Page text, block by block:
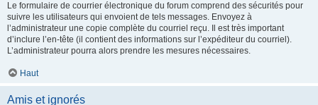
Le formulaire de courrier électronique du forum comprend des sécurités pour
suivre les utilisateurs qui envoient de tels messages. Envoyez à
l’administrateur une copie complète du courriel reçu. Il est très important
d’inclure l’en-tête (il contient des informations sur l’expéditeur du courriel).
L’administrateur pourra alors prendre les mesures nécessaires.
Haut
Amis et ignorés